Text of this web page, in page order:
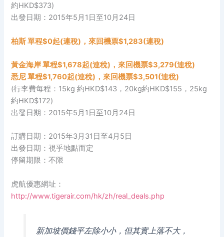
約HKD$373)
出發日期：2015年5月1日至10月24日
柏斯 單程$0起(連稅)，來回機票$1,283(連稅)
黃金海岸 單程$1,678起(連稅)，來回機票$3,279(連稅)
悉尼 單程$1,760起(連稅)，來回機票$3,501(連稅)
(行李費每程：15kg 約HKD$143，20kg約HKD$155，25kg
約HKD$172)
出發日期：2015年5月1日至10月24日
訂購日期：2015年3月31日至4月5日
出發日期：視乎地點而定
停留期限：不限
虎航優惠網址：
http://www.tigerair.com/hk/zh/real_deals.php
新加坡價錢平左除小小，但其實上落不大，